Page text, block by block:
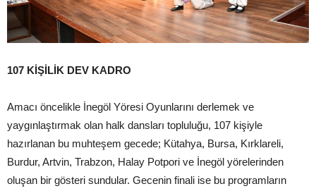
107 KİŞİLİK DEV KADRO
Amacı öncelikle İnegöl Yöresi Oyunlarını derlemek ve
yaygınlaştırmak olan halk dansları topluluğu, 107 kişiyle
hazırlanan bu muhteşem gecede; Kütahya, Bursa, Kırklareli,
Burdur, Artvin, Trabzon, Halay Potpori ve İnegöl yörelerinden
oluşan bir gösteri sundular. Gecenin finali ise bu programların